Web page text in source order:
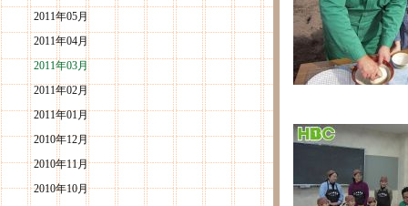
2011年05月
2011年04月
2011年03月
2011年02月
2011年01月
2010年12月
2010年11月
2010年10月